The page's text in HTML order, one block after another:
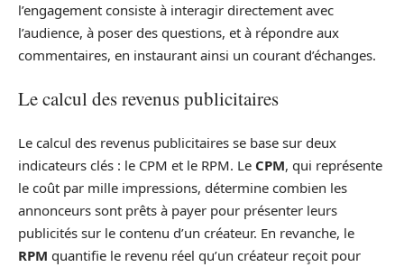
l’engagement consiste à interagir directement avec
l’audience, à poser des questions, et à répondre aux
commentaires, en instaurant ainsi un courant d’échanges.
Le calcul des revenus publicitaires
Le calcul des revenus publicitaires se base sur deux
indicateurs clés : le CPM et le RPM. Le CPM, qui représente
le coût par mille impressions, détermine combien les
annonceurs sont prêts à payer pour présenter leurs
publicités sur le contenu d’un créateur. En revanche, le
RPM quantifie le revenu réel qu’un créateur reçoit pour